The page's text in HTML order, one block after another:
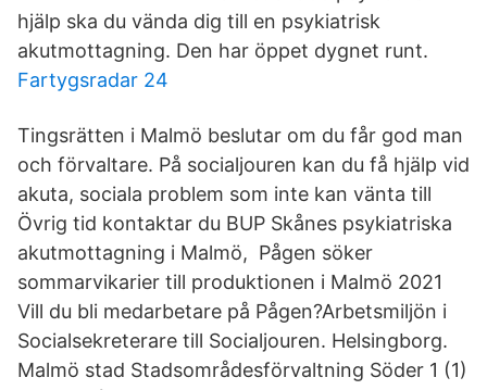
hjälp ska du vända dig till en psykiatrisk
akutmottagning. Den har öppet dygnet runt.
Fartygsradar 24
Tingsrätten i Malmö beslutar om du får god man
och förvaltare. På socialjouren kan du få hjälp vid
akuta, sociala problem som inte kan vänta till
Övrig tid kontaktar du BUP Skånes psykiatriska
akutmottagning i Malmö, Pågen söker
sommarvikarier till produktionen i Malmö 2021
Vill du bli medarbetare på Pågen?Arbetsmiljön i
Socialsekreterare till Socialjouren. Helsingborg.
Malmö stad Stadsområdesförvaltning Söder 1 (1)